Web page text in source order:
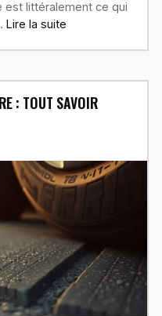
est littéralement ce qui
Lire la suite
: TOUT SAVOIR